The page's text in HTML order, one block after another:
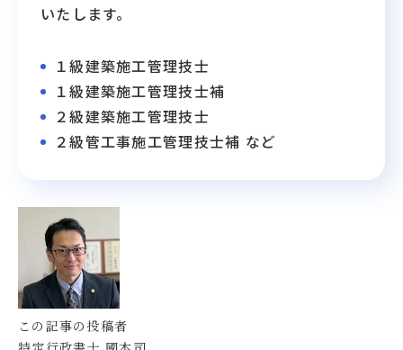
いたします。
１級建築施工管理技士
１級建築施工管理技士補
２級建築施工管理技士
２級管工事施工管理技士補 など
この記事の投稿者